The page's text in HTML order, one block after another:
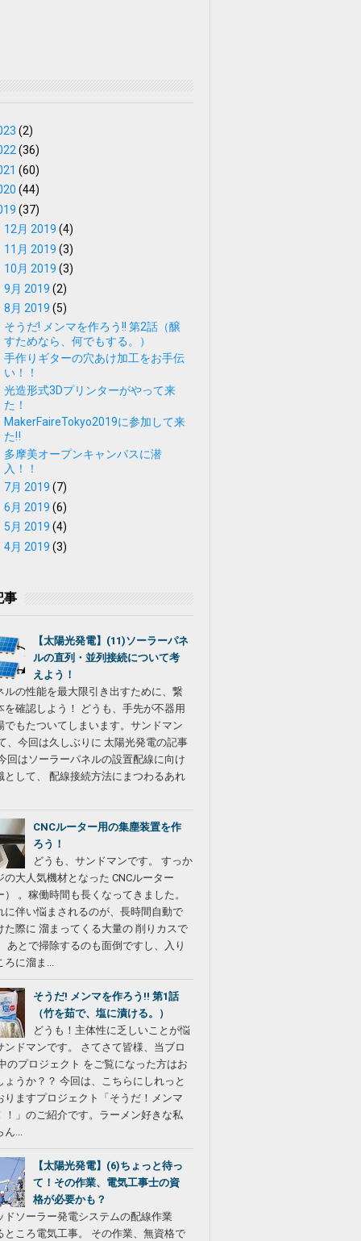
(2)
(36)
(60)
(44)
(37)
12月 2019 (4)
11月 2019 (3)
10月 2019 (3)
9月 2019 (2)
8月 2019 (5)
そうだ! メンマを作ろう!! 第2話（醸
すためなら、何でもする。）
手作りギターの穴あけ加工をお手伝
い！！
光造形式3Dプリンターがやって来
た！
MakerFaireTokyo2019に参加して来
た‼
多摩美オープンキャンパスに潜
入！！
7月 2019 (7)
6月 2019 (6)
5月 2019 (4)
4月 2019 (3)
事
【太陽光発電】(11)ソーラーパネ
ルの直列・並列接続について考
えよう！
ルの性能を最大限引き出すために、繋
を確認しよう！ どうも、手先が不器用
でもたついてしまいます。サンドマン
、今回は久しぶりに 太陽光発電の記事
回はソーラーパネルの設置配線に向け
として、 配線接続方法にまつわるあれ
CNCルーター用の集塵装置を作
ろう！
どうも、サンドマンです。 すっか
の大人気機材となった CNCルーター
） 。稼働時間も長くなってきました。
に伴い悩まされるのが、長時間自動で
た際に 溜まってくる大量の 削りカスで
あとで掃除するのも面倒ですし、入り
ろに溜ま...
そうだ! メンマを作ろう!! 第1話
（竹を茹で、塩に漬ける。）
どうも！主体性に乏しいことが悩
ンドマンです。 さてさて皆様、当ブロ
のプロジェクト をご覧になった方はお
ょうか？？ 今回は、こちらにしれっと
りますプロジェクト「そうだ！メンマ
！」のご紹介です。ラーメン好きな私
ん...
【太陽光発電】(6)ちょっと待っ
て！その作業、電気工事士の資
格が必要かも？
ドソーラー発電システムの配線作業
ところ電気工事。 その作業、無資格で